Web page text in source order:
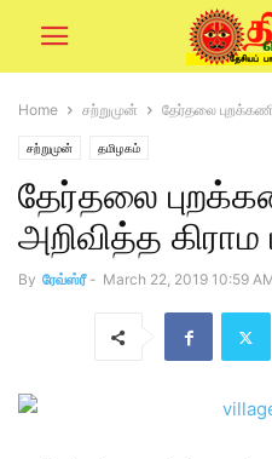
Home சற்றுமுன் தேர்தலை
சற்றுமுன் தமிழகம்
தேர்தலை
அறிவித்த
By ரேவ்ஸ்ரீ - March 22, 2019 10:59